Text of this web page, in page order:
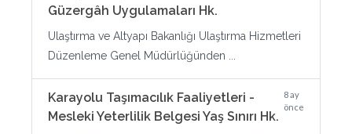
Güzergâh Uygulamaları Hk.
Ulaştırma ve Altyapı Bakanlığı Ulaştırma Hizmetleri
Düzenleme Genel Müdürlüğünden ...
Karayolu Taşımacılık Faaliyetleri -
Mesleki Yeterlilik Belgesi Yaş Sınırı Hk.
8 ay
önce